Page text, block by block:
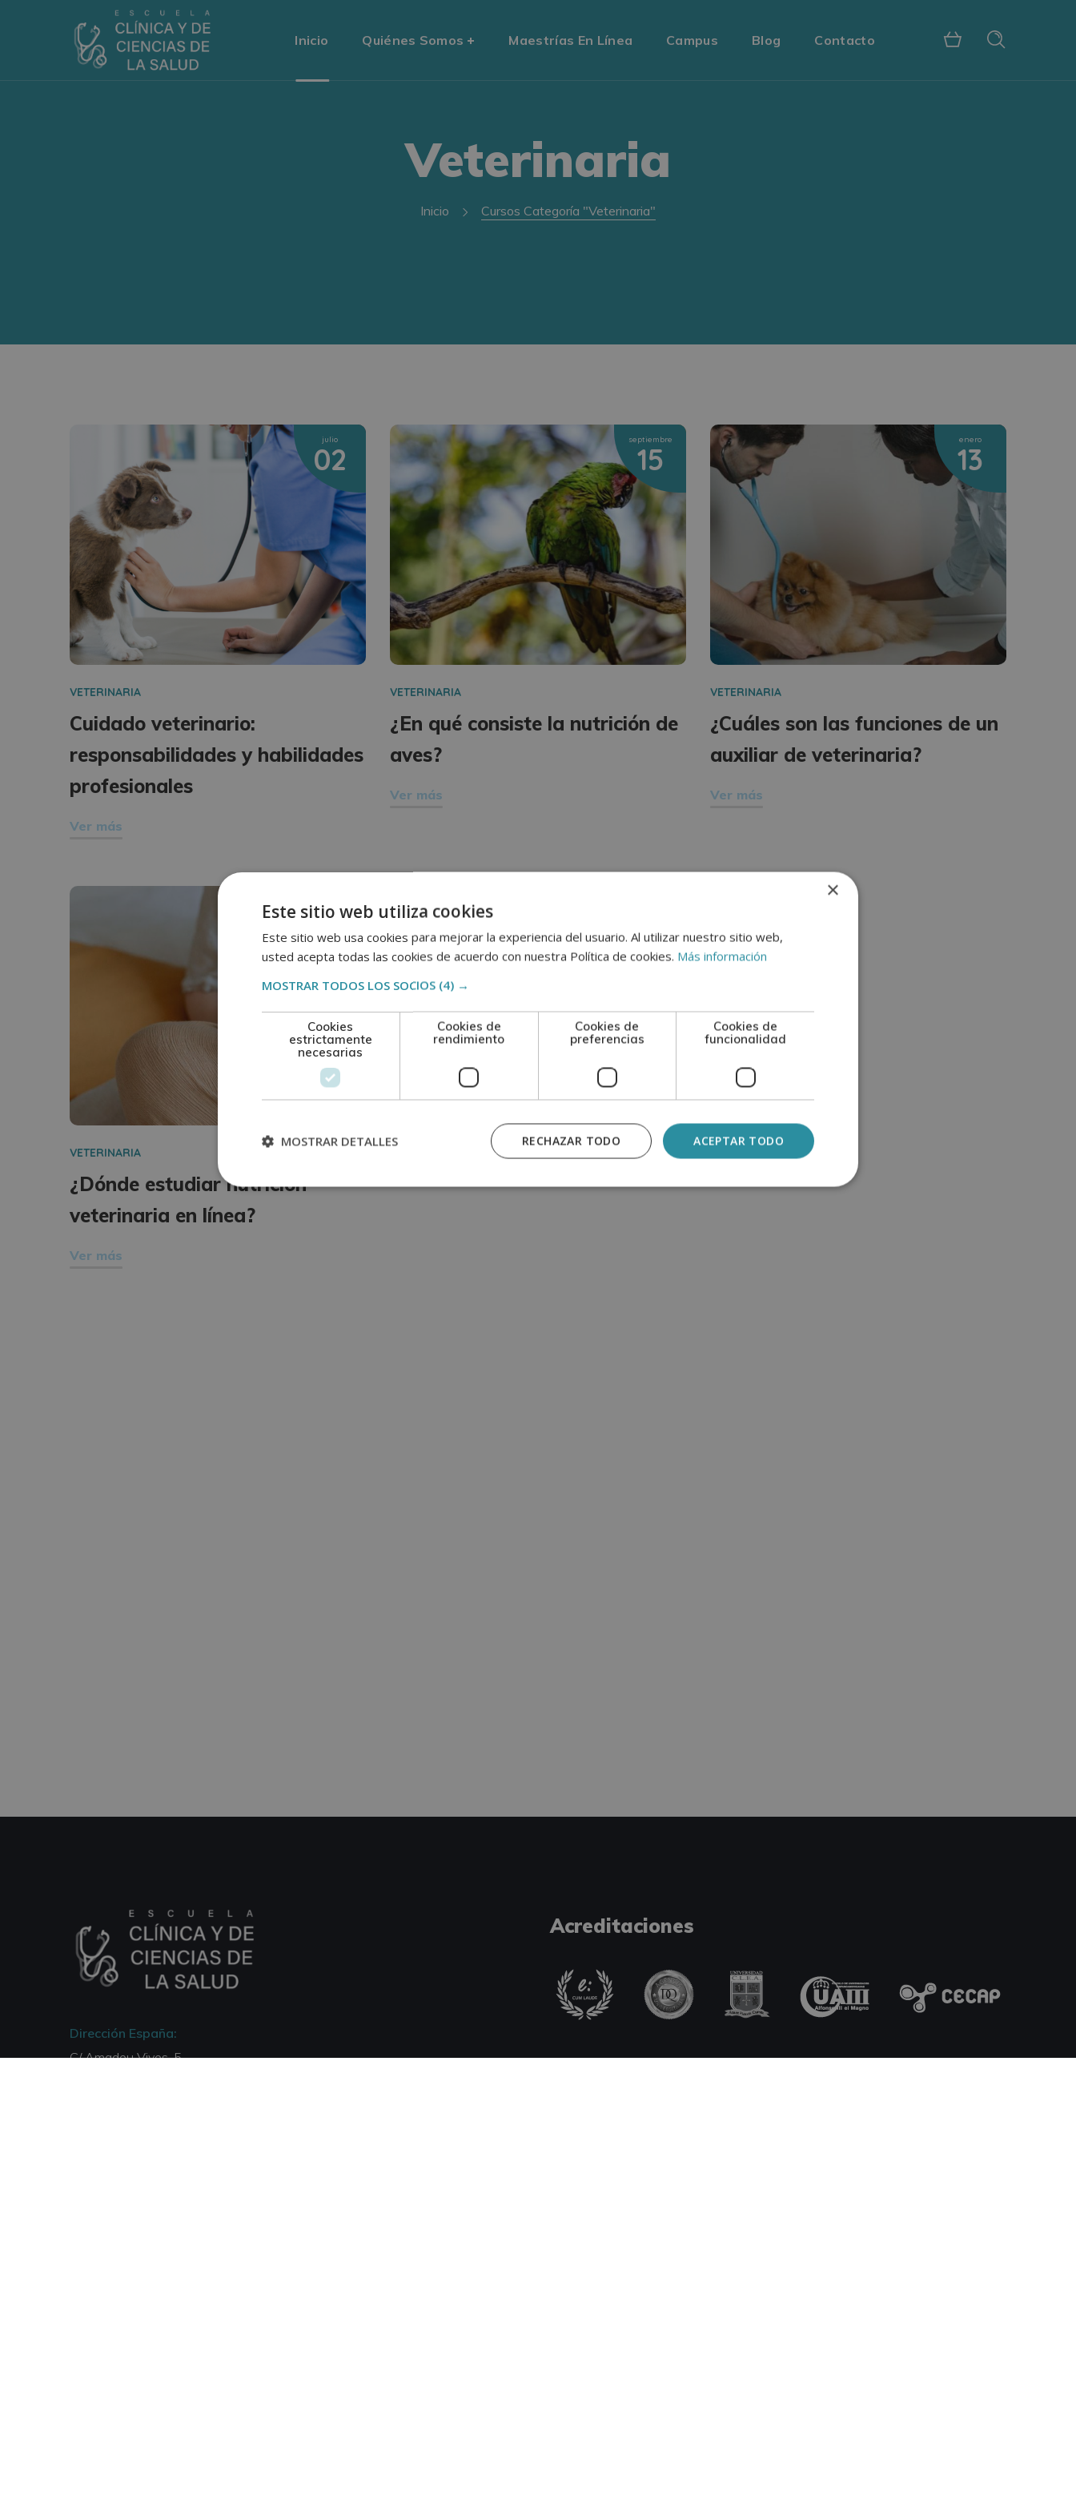
Inicio Quiénes Somos Maestrías En Línea Campus Blog Contacto
Veterinaria
Inicio Cursos Categoría "Veterinaria"
julio
02
VETERINARIA
Cuidado veterinario:
responsabilidades y habilidades
profesionales
Ver más
septiembre
15
VETERINARIA
¿En qué consiste la nutrición de
aves?
Ver más
enero
13
VETERINARIA
¿Cuáles son las funciones de un
auxiliar de veterinaria?
Ver más
30
VETERINARIA
¿Dónde estudiar nutrición
veterinaria en línea?
Ver más
Dirección España:
C/ Amadeu Vives, 5,
Acreditaciones
×
Este sitio web utiliza cookies
Este sitio web usa cookies para mejorar la experiencia del usuario. Al utilizar nuestro sitio web,
usted acepta todas las cookies de acuerdo con nuestra Política de cookies. Más información
MOSTRAR TODOS LOS SOCIOS (4) →
Cookies
estrictamente
necesarias
Cookies de
rendimiento
Cookies de
preferencias
Cookies de
funcionalidad
ACEPTAR TODO
RECHAZAR TODO
MOSTRAR DETALLES